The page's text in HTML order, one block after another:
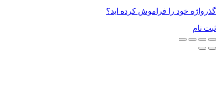
گذرواژه خود را فراموش کرده اید؟
ثبت نام